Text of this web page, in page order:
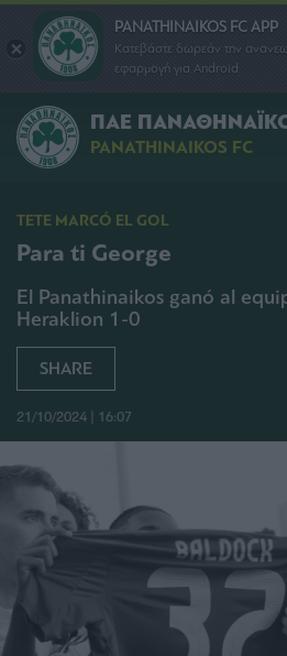
PANATHINAIKOS FC APP
Κατεβάστε δωρεάν την
εφαρμογή για Android
ΠΑΕ
PANATHINAIKOS FC
TETE MARCÓ EL GOL
Para ti George
El Panathinaikos ganó al
Heraklion 1-0
SHARE
21/10/2024 | 16:07